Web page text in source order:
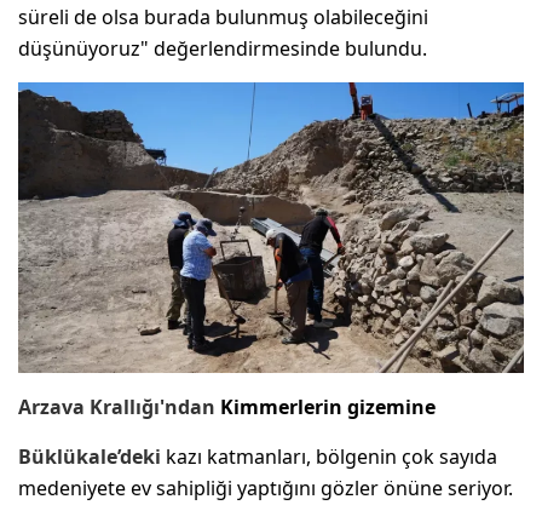
süreli de olsa burada bulunmuş olabileceğini
düşünüyoruz" değerlendirmesinde bulundu.
Arzava Krallığı'ndan Kimmerlerin gizemine
Büklükale’deki kazı katmanları, bölgenin çok sayıda
medeniyete ev sahipliği yaptığını gözler önüne seriyor.